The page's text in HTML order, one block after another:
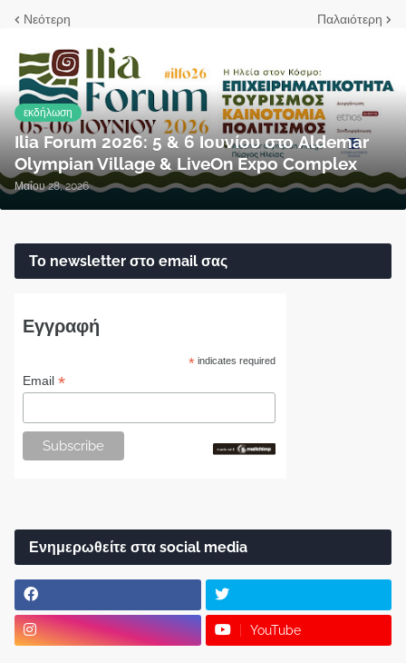
Νεότερη Παλαιότερη
εκδήλωση
Ilia Forum 2026: 5 & 6 Ιουνίου στο Aldemar
Olympian Village & LiveOn Expo Complex
Μαΐου 28, 2026
Το newsletter στο email σας
Εγγραφή
* indicates required
Email *
Ενημερωθείτε στα social media
YouTube